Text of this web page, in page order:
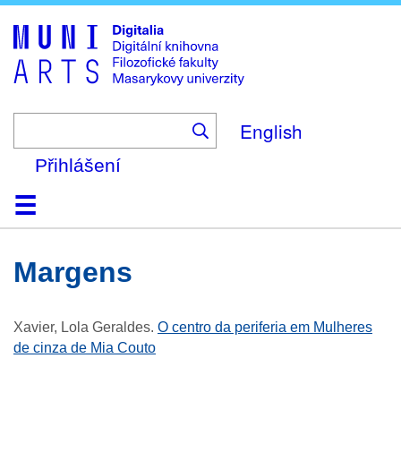
to
main
content
English
Přihlášení
DomůKolekce
Prohlížení
Vyhledávání
O platformě
Nápověda
KontaktDigitalia
margens
Xavier, Lola Geraldes. O centro da periferia em Mulheres
de cinza de Mia Couto